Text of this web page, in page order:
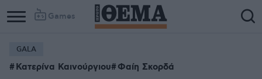
Games
GALA
Κατερίνα Καινούργιου Φαίη Σκορδά